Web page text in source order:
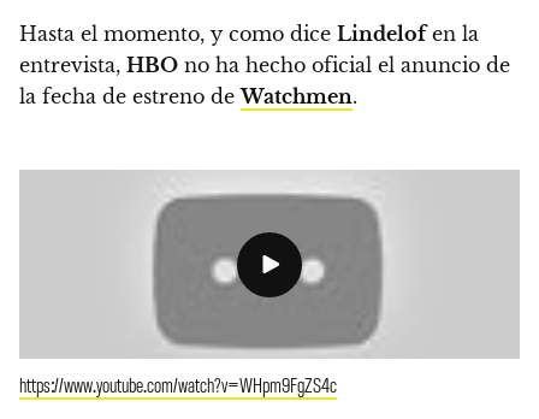
Hasta el momento, y como dice Lindelofen la
entrevista, HBO no ha hecho oficial el anuncio de
la fecha de estreno deWatchmen.
https://www.youtube.com/watch?v=WHpm9FgZS4c